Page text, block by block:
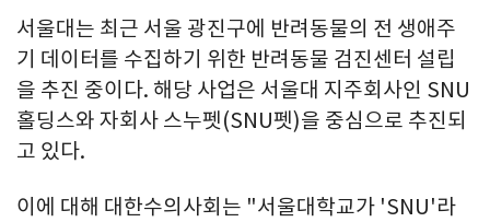
서울대는 최근 서울 광진구에 반려동물의 전 생애주
기 데이터를 수집하기 위한 반려동물 검진센터 설립
을 추진 중이다. 해당 사업은 서울대 지주회사인 SNU
홀딩스와 자회사 스누펫(SNU펫)을 중심으로 추진되
고 있다.
이에 대해 대한수의사회는 "서울대학교가 'SNU'라